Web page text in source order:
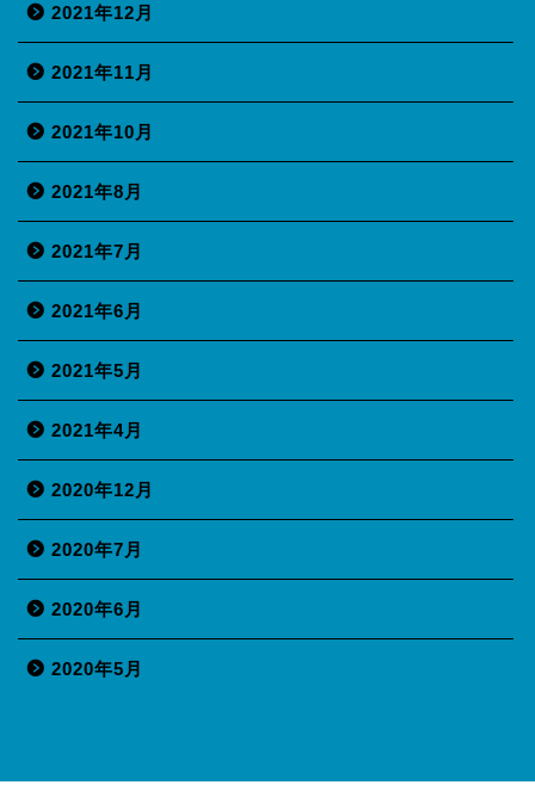
2021年12月
2021年11月
2021年10月
2021年8月
2021年7月
2021年6月
2021年5月
2021年4月
2020年12月
2020年7月
2020年6月
2020年5月